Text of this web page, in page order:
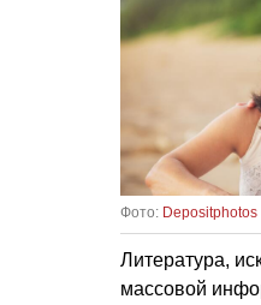
Фото: Depositphotos
Литература,
массовой